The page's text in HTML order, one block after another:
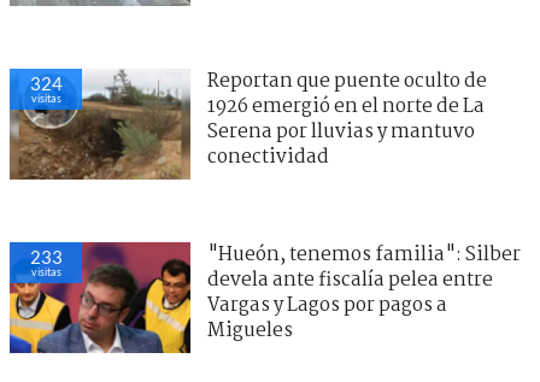
324
visitas
Reportan que puente oculto de
1926 emergió en el norte de La
Serena por lluvias y mantuvo
conectividad
233
visitas
"Hueón, tenemos familia": Silber
devela ante fiscalía pelea entre
Vargas y Lagos por pagos a
Migueles